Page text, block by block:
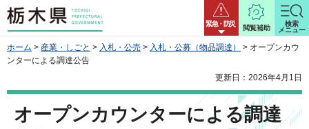
栃木県 緊急・防災
閲覧補助
検索
メニュー
ホーム > 産業・しごと > 入札・公売 > 入札・公募（物品調達）
> オープンカウ
ンターによる調達公告
更新日：2026年4月1日
オープンカウンターによる調達